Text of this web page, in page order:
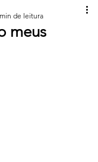
meus
de leitura